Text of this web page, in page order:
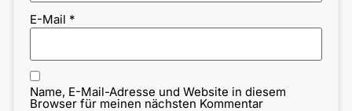
E-Mail *
Name, E-Mail-Adresse und Website in diesem
Browser für meinen nächsten Kommentar